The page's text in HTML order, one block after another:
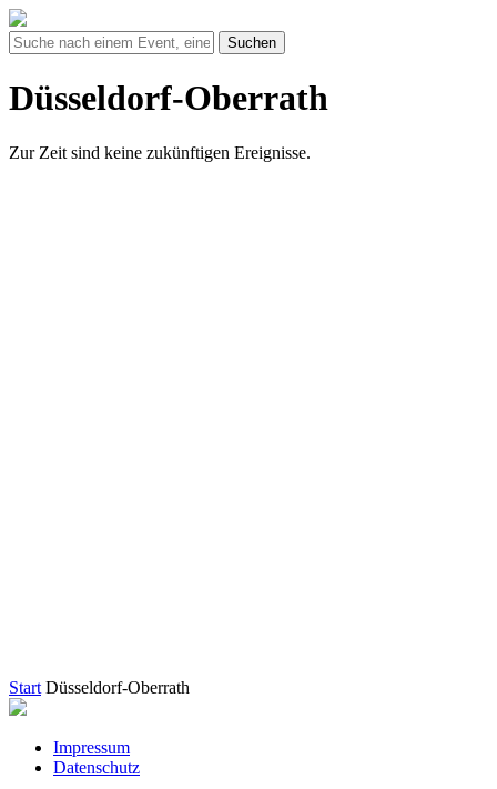
Suchen
Düsseldorf-Oberrath
Zur Zeit sind keine zukünftigen Ereignisse.
Start Düsseldorf-Oberrath
Impressum
Datenschutz